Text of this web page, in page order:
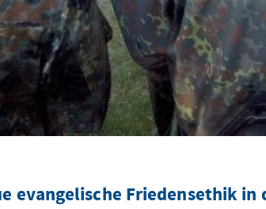
evangelische Friedensethik in